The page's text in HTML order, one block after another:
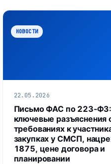
НОВОСТИ
22.05.2026
Письмо ФАС по 223‑ФЗ:
ключевые разъяснения
требованиях к
закупках у СМСП,
1875, цене договора и
планировании